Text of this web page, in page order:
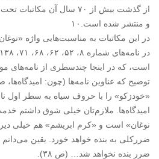
از گذشت بیش از ۷۰ سال آن
و منتشر شده است.۱۰
در این مکاتبات به مناسبت‌هایی واژه
است، که در اینجا چندسطری از نامه‌های
توضیح که عناوین نامه‌‌ها (چون: امیدگاه‌ها،
«خودزکو» را با حروف سیاه به سطر اول
امیدگاه‌ها. ملازم‌تان خیلی شوق داشتم
نوغان» است و «کرم ابریشم» هم خیلی
ضررکلی به بنده خواهد خورد. یقین
ضرر بنده نخواهد شد… (ص ۳۸).